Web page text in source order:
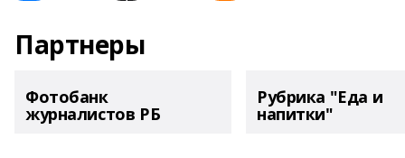
Партнеры
Фотобанк
журналистов РБ
Рубрика "Еда и
напитки"